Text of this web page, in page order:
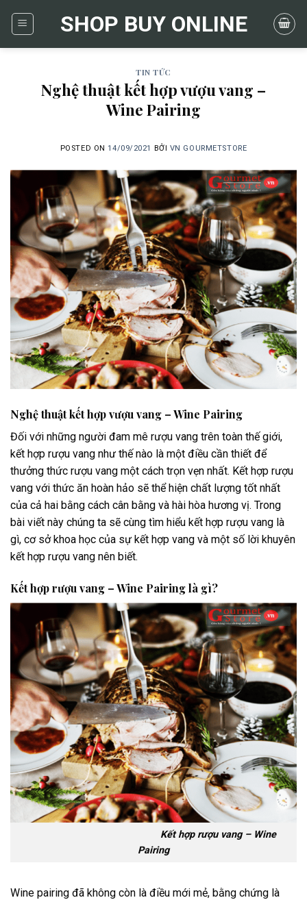
SHOP BUY ONLINE
TIN TỨC
Nghệ thuật kết hợp vượu vang –
Wine Pairing
POSTED ON14/09/2021 BỞI VN GOURMETSTORE
Nghệ thuật kết hợp vượu vang – Wine Pairing
Đối với những người đam mê rượu vang trên toàn thế giới,
kết hợp rượu vang như thế nào là một điều cần thiết để
thưởng thức rượu vang một cách trọn vẹn nhất. Kết hợp rượu
vang với thức ăn hoàn hảo sẽ thể hiện chất lượng tốt nhất
của cả hai bằng cách cân bằng và hài hòa hương vị. Trong
bài viết này chúng ta sẽ cùng tìm hiểu kết hợp rượu vang là
gì, cơ sở khoa học của sự kết hợp vang và một số lời khuyên
kết hợp rượu vang nên biết.
Kết hợp rượu vang – Wine Pairing là gì?
Kết hợp rượu vang – Wine
Pairing
Wine pairing đã không còn là điều mới mẻ, bằng chứng là